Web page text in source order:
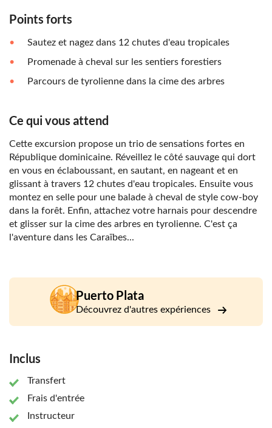
Points forts
Sautez et nagez dans 12 chutes d'eau tropicales
Promenade à cheval sur les sentiers forestiers
Parcours de tyrolienne dans la cime des arbres
Ce qui vous attend
Cette excursion propose un trio de sensations fortes en
République dominicaine. Réveillez le côté sauvage qui dort
en vous en éclaboussant, en sautant, en nageant et en
glissant à travers 12 chutes d'eau tropicales. Ensuite vous
montez en selle pour une balade à cheval de style cow-boy
dans la forêt. Enfin, attachez votre harnais pour descendre
et glisser sur la cime des arbres en tyrolienne. C'est ça
l'aventure dans les Caraïbes...
Puerto Plata
Découvrez d'autres expériences
Inclus
Transfert
Frais d'entrée
Instructeur